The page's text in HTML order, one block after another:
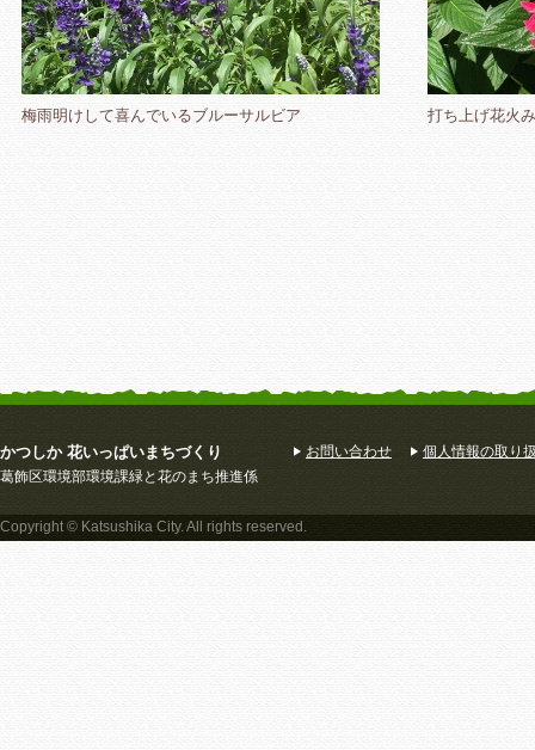
梅雨明けして喜んでいるブルーサルビア 打ち上げ花火
かつしか 花いっぱいまちづくり
葛飾区環境部環境課緑と花のまち推進係
お問い合わせ 個人情報の取り
Copyright © Katsushika City. All rights reserved.